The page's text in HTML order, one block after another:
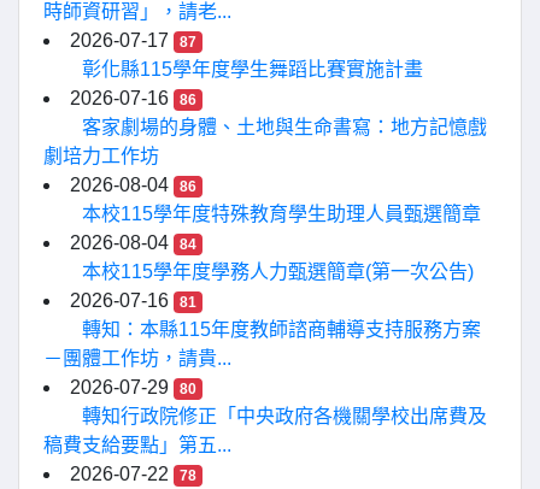
時師資研習」，請老...
2026-07-17
87
彰化縣115學年度學生舞蹈比賽實施計畫
2026-07-16
86
客家劇場的身體、土地與生命書寫：地方記憶戲
劇培力工作坊
2026-08-04
86
本校115學年度特殊教育學生助理人員甄選簡章
2026-08-04
84
本校115學年度學務人力甄選簡章(第一次公告)
2026-07-16
81
轉知：本縣115年度教師諮商輔導支持服務方案
－團體工作坊，請貴...
2026-07-29
80
轉知行政院修正「中央政府各機關學校出席費及
稿費支給要點」第五...
2026-07-22
78